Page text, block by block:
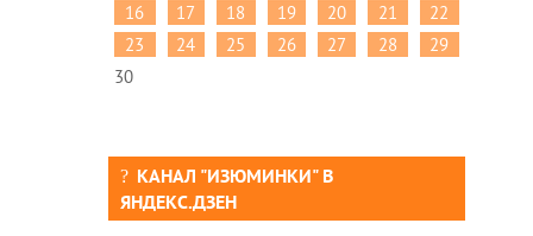
16
17 18 19 20 21
22
23
24 25 26 27 28
29
30
КАНАЛ "ИЗЮМИНКИ" В
ЯНДЕКС.ДЗЕН